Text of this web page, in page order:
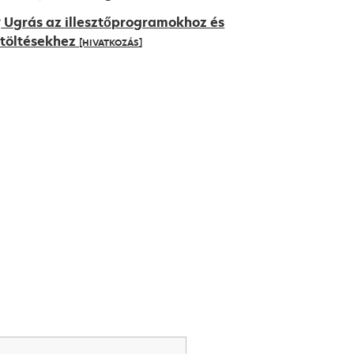
Ugrás az illesztőprogramokhoz és
[HIVATKOZÁS]